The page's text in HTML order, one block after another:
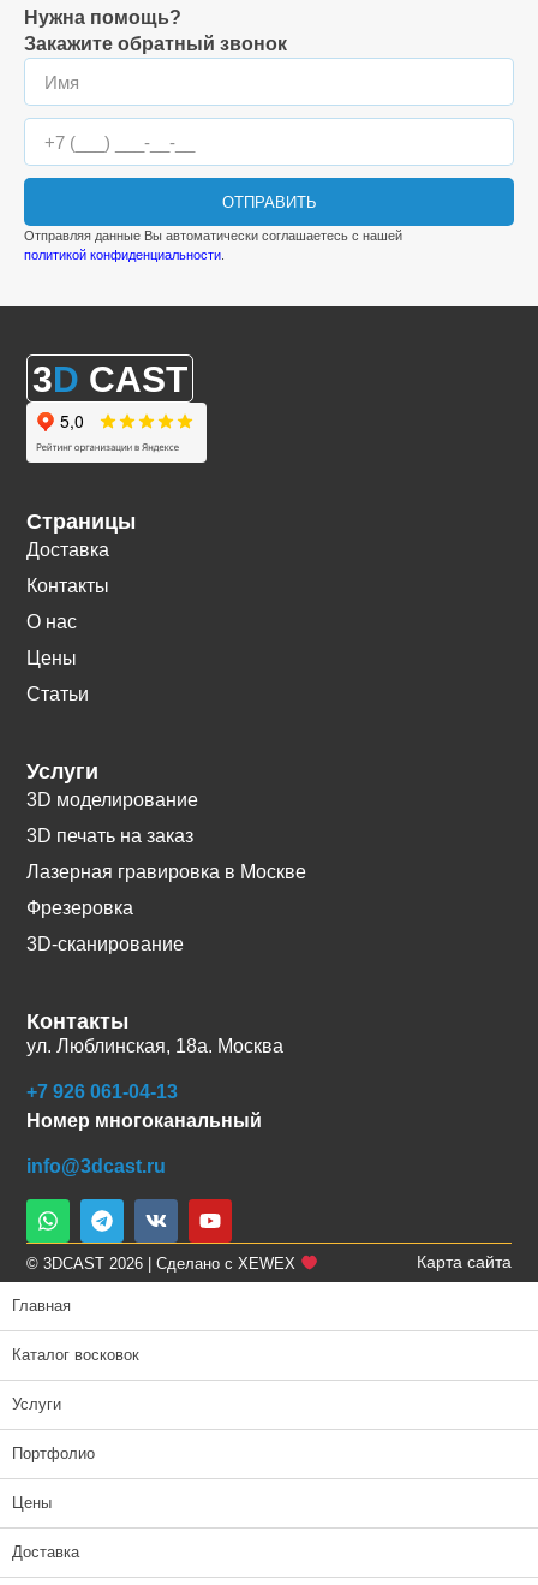
Нужна помощь?
Закажите обратный звонок
ОТПРАВИТЬ
Отправляя данные Вы автоматически соглашаетесь с нашей
политикой конфиденциальности
3D CAST
Страницы
Доставка
Контакты
О нас
Цены
Статьи
Услуги
3D моделирование
3D печать на заказ
Лазерная гравировка в Москве
Фрезеровка
3D-сканирование
Контакты
ул. Люблинская, 18а. Москва
+7 926 061-04-13
Номер многоканальный
info@3dcast.ru
© 3DCAST 2026 | Сделано с XEWEX Карта сайта
Главная
Каталог восковок
Услуги
Портфолио
Цены
Доставка